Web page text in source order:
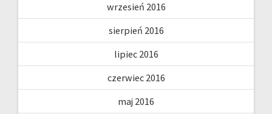
wrzesień 2016
sierpień 2016
lipiec 2016
czerwiec 2016
maj 2016